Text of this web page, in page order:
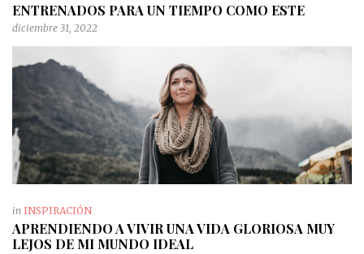
ENTRENADOS PARA UN TIEMPO COMO ESTE
diciembre 31, 2022
in INSPIRACIÓN
APRENDIENDO A VIVIR UNA VIDA GLORIOSA MUY
LEJOS DE MI MUNDO IDEAL